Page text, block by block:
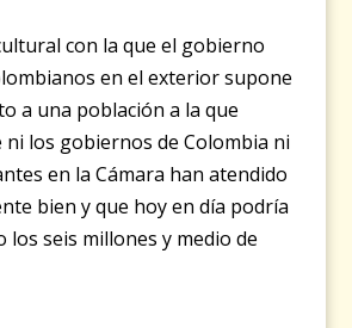
con la que el gobierno
en el exterior supone
a una población a la que
los gobiernos de Colombia ni
en la Cámara han atendido
bien y que hoy en día podría
los seis millones y medio de